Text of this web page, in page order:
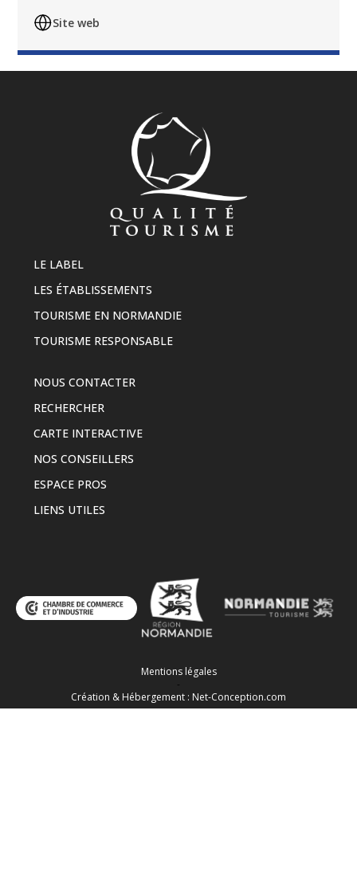
Site web
LE LABEL
LES ÉTABLISSEMENTS
TOURISME EN NORMANDIE
TOURISME RESPONSABLE
NOUS CONTACTER
RECHERCHER
CARTE INTERACTIVE
NOS CONSEILLERS
ESPACE PROS
LIENS UTILES
Mentions légales
-
Création & Hébergement : Net-Conception.com